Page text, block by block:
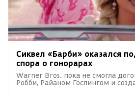
Сиквел «Барби» оказался
спора о гонорарах
Warner Bros. пока не смогла
Робби, Райаном Гослингом и